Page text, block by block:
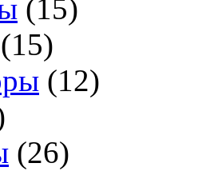
(15)
(15)
(12)
(26)